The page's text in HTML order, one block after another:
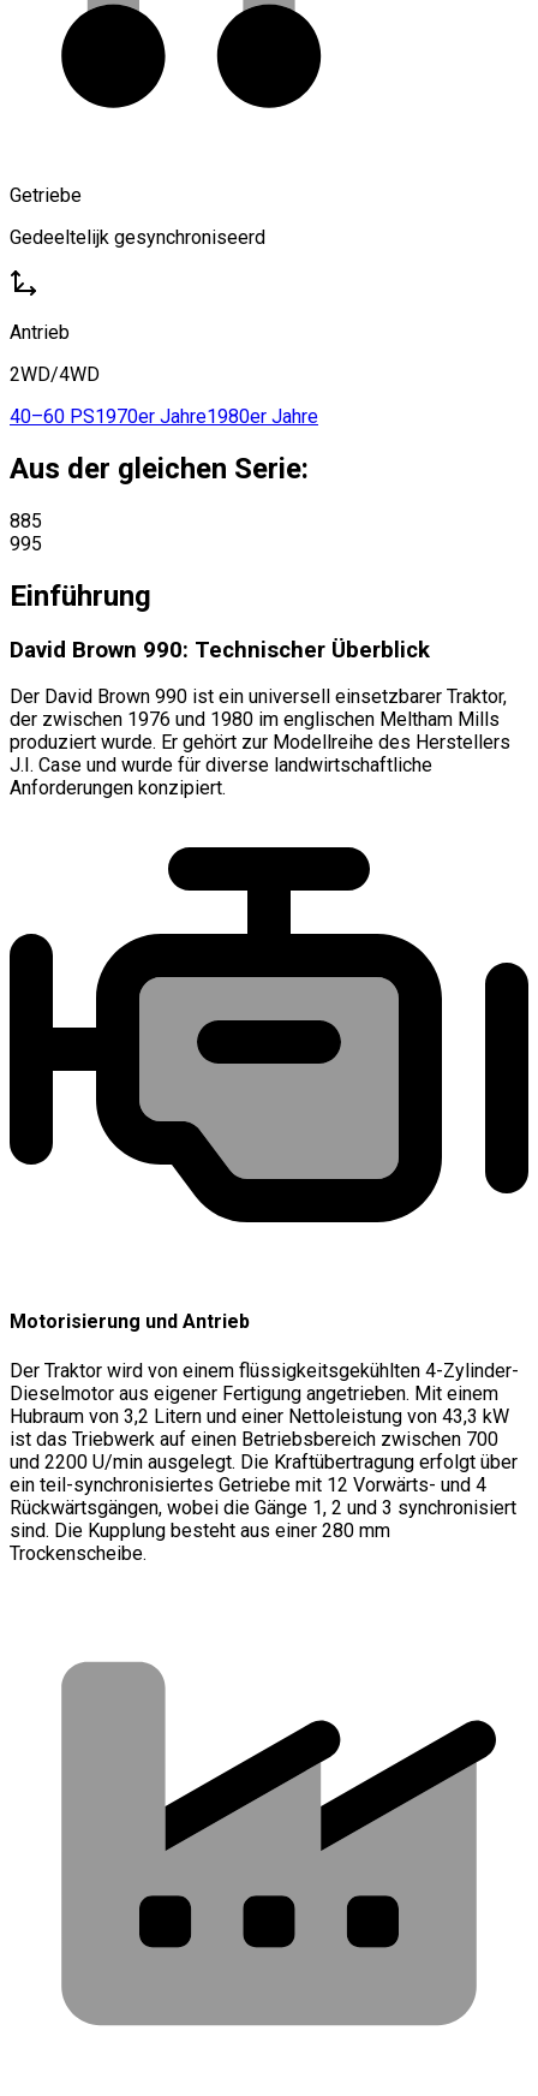
Getriebe
Gedeeltelijk gesynchroniseerd
Antrieb
2WD/4WD
40–60 PS1970er Jahre1980er Jahre
Aus der gleichen Serie:
885
995
Einführung
David Brown 990: Technischer Überblick
Der David Brown 990 ist ein universell einsetzbarer Traktor,
der zwischen 1976 und 1980 im englischen Meltham Mills
produziert wurde. Er gehört zur Modellreihe des Herstellers
J.I. Case und wurde für diverse landwirtschaftliche
Anforderungen konzipiert.
Motorisierung und Antrieb
Der Traktor wird von einem flüssigkeitsgekühlten 4-Zylinder-
Dieselmotor aus eigener Fertigung angetrieben. Mit einem
Hubraum von 3,2 Litern und einer Nettoleistung von 43,3 kW
ist das Triebwerk auf einen Betriebsbereich zwischen 700
und 2200 U/min ausgelegt. Die Kraftübertragung erfolgt über
ein teil-synchronisiertes Getriebe mit 12 Vorwärts- und 4
Rückwärtsgängen, wobei die Gänge 1, 2 und 3 synchronisiert
sind. Die Kupplung besteht aus einer 280 mm
Trockenscheibe.